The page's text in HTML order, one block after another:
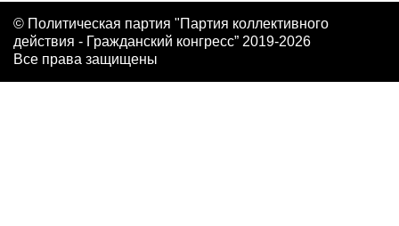
© Политическая партия "Партия коллективного
действия - Гражданский конгресс” 2019-2026
Все права защищены